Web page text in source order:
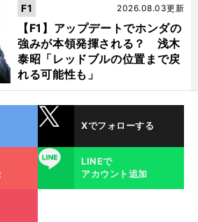
【F1】アップデートでホンダの
強みが本領発揮される？ 浅木
泰昭「レッドブルの位置まで戻
れる可能性も」
2026.08.03更新
F1
Xでフォローする
LINE
LINEで
アカウント追加